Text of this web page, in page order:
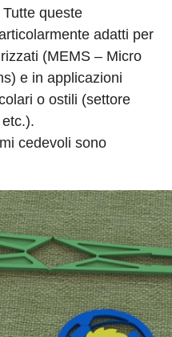
queste
adatti per
(MEMS – Micro
e in applicazioni
o ostili (settore
cedevoli sono